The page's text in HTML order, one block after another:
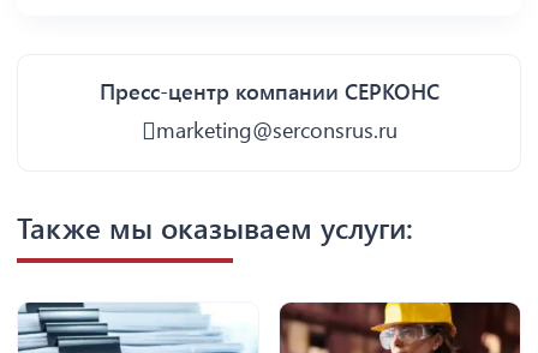
Пресс-центр компании СЕРКОНС
marketing@serconsrus.ru
Также мы оказываем услуги: